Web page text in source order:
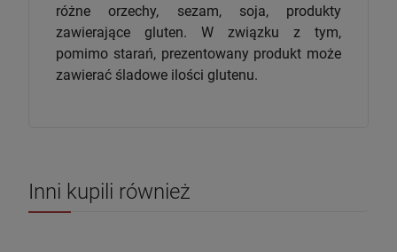
różne orzechy, sezam, soja, produkty
zawierające gluten. W związku z tym,
pomimo starań, prezentowany produkt może
zawierać śladowe ilości glutenu.
Inni kupili również